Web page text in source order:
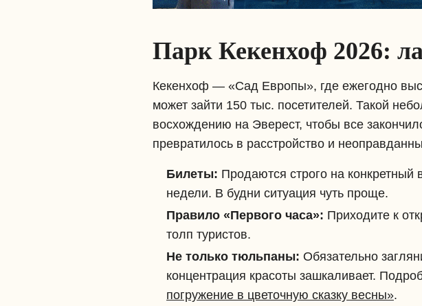
Парк Кекенхоф 2026:
Кекенхоф — «Сад Европы», где ежегодно
может зайти 150 тыс. посетителей. Такой
восхождению на Эверест, чтобы все
превратилось в расстройство и
Билеты: Продаются строго на
недели. В будни ситуация чуть проще.
Правило «Первого часа»: Приходите к
толп туристов.
Не только тюльпаны: Обязательно
концентрация красоты зашкаливает.
погружение в цветочную сказку весны».